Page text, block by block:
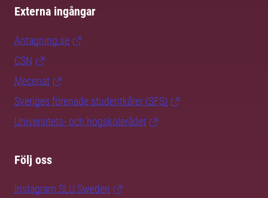
Externa ingångar
Antagning.se
CSN
Mecenat
Sveriges förenade studentkårer (SFS)
Universitets- och högskolerådet
Följ oss
Instagram SLU.Sweden